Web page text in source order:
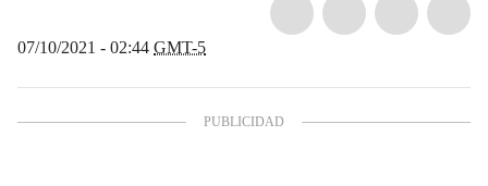
07/10/2021 - 02:44 GMT-5